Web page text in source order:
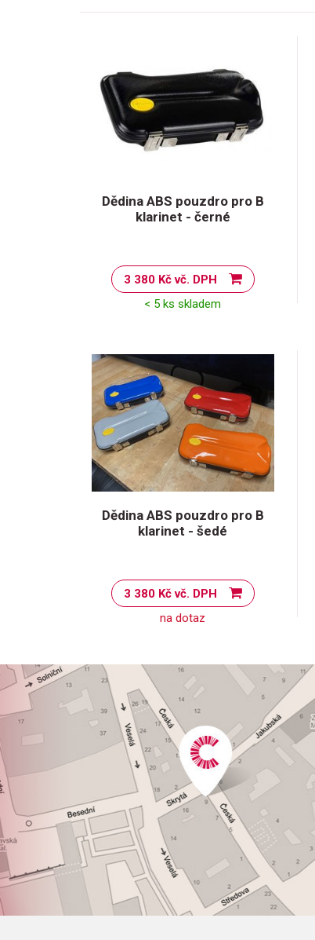
Dědina ABS pouzdro pro B
klarinet - černé
3 380 Kč vč. DPH
< 5 ks skladem
Dědina ABS pouzdro pro B
klarinet - šedé
3 380 Kč vč. DPH
na dotaz